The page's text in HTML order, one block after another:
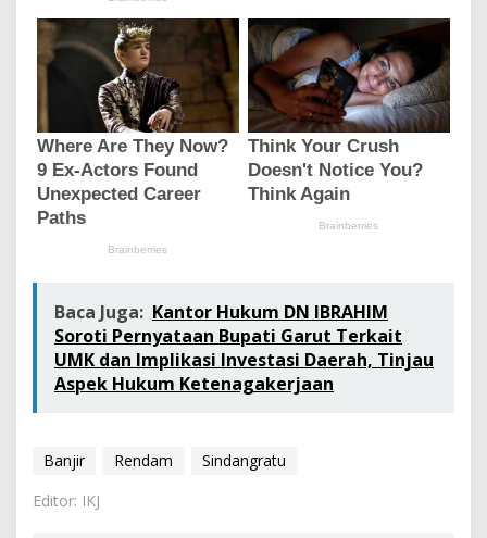
Baca Juga: Kantor Hukum DN IBRAHIM
Soroti Pernyataan Bupati Garut Terkait
UMK dan Implikasi Investasi Daerah, Tinjau
Aspek Hukum Ketenagakerjaan
Banjir Rendam
Sindangratu
Editor: IKJ